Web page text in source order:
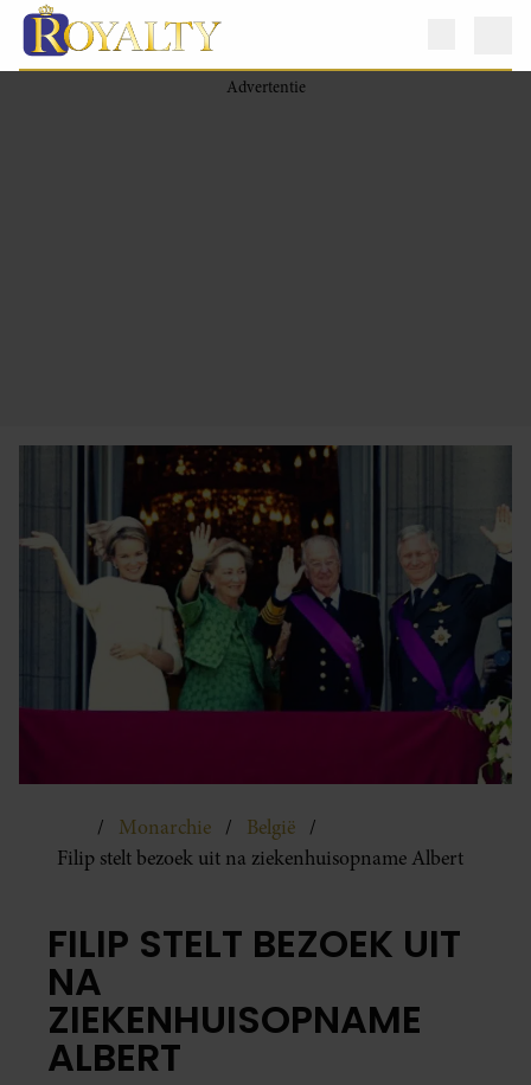
Monarchie
België
Filip stelt bezoek uit na ziekenhuisopname Albert
FILIP STELT BEZOEK UIT
NA
ZIEKENHUISOPNAME
ALBERT